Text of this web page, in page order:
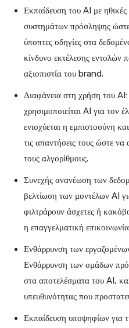
Εκπαίδευση του AI με
συστημάτων πρόσληψης
ύποπτες οδηγίες στα
κίνδυνο εκτέλεσης εντολών
αξιοπιστία του brand.
Διαφάνεια στη χρήση του
χρησιμοποιείται AI για τον
ενισχύεται η εμπιστοσύνη
τις απαντήσεις τους ώστε
τους αλγορίθμους.
Συνεχής ανανέωση των
βελτίωση των μοντέλων AI
φιλτράρουν άσχετες ή
η επαγγελματική
Ενθάρρυνση των
Ενθάρρυνση των ομάδων
στα αποτελέσματα του AI,
υπευθυνότητας που
Εκπαίδευση υποψηφίων για